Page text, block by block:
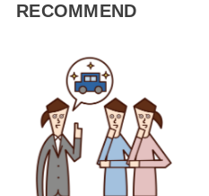
RECOMMEND